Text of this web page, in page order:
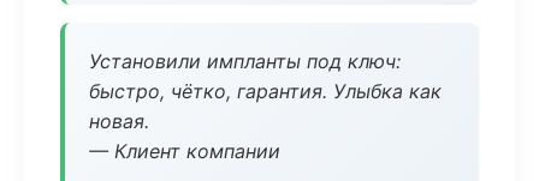
Установили импланты под ключ:
быстро, чётко, гарантия. Улыбка как
новая.
— Клиент компании